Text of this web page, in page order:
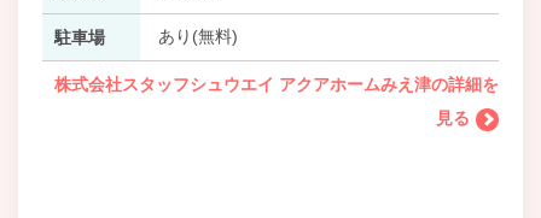
駐車場 あり(無料)
株式会社スタッフシュウエイ アクアホームみえ津の詳細を
見る